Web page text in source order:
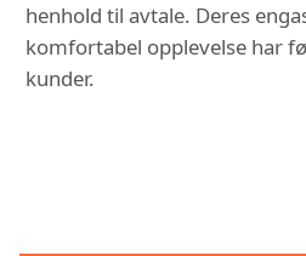
henhold til avtale. Deres
komfortabel opplevelse har
kunder.